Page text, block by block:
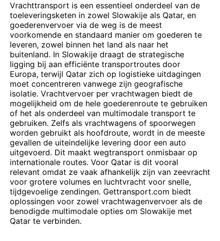
Vrachttransport is een essentieel onderdeel van de
toeleveringsketen in zowel Slowakije als Qatar, en
goederenvervoer via de weg is de meest
voorkomende en standaard manier om goederen te
leveren, zowel binnen het land als naar het
buitenland. In Slowakije draagt de strategische
ligging bij aan efficiënte transportroutes door
Europa, terwijl Qatar zich op logistieke uitdagingen
moet concentreren vanwege zijn geografische
isolatie. Vrachtvervoer per vrachtwagen biedt de
mogelijkheid om de hele goederenroute te gebruiken
of het als onderdeel van multimodale transport te
gebruiken. Zelfs als vrachtwagens of spoorwegen
worden gebruikt als hoofdroute, wordt in de meeste
gevallen de uiteindelijke levering door een auto
uitgevoerd. Dit maakt wegtransport onmisbaar op
internationale routes. Voor Qatar is dit vooral
relevant omdat ze vaak afhankelijk zijn van zeevracht
voor grotere volumes en luchtvracht voor snelle,
tijdgevoelige zendingen. Gettransport.com biedt
oplossingen voor zowel vrachtwagenvervoer als de
benodigde multimodale opties om Slowakije met
Qatar te verbinden.